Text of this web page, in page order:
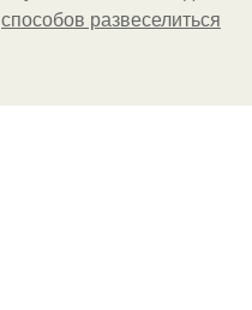
способов развеселиться